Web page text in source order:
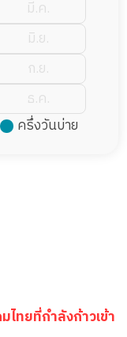
มี.ค.
มิ.ย.
ก.ย.
ธ.ค.
ครึ่งวันบ่าย
ทยที่กำลังก้าวเข้า